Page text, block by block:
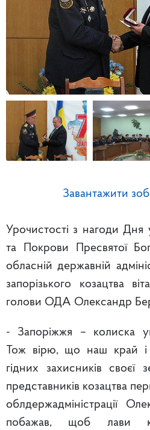
Завантажити
Урочистості з нагоди Дня
та Покрови Пресвятої
обласній державній
запорізького козацтва
голови ОДА Олександр
- Запоріжжя – колиска
Тож вірю, що наш край і
гідних захисників своєї
представників козацтва
облдержадміністрації
побажав, щоб лави